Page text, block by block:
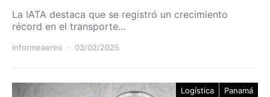
La IATA destaca que se registró un crecimiento
récord en el transporte…
informeaereo 03/02/2025
Logística Panamá